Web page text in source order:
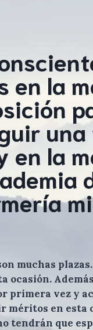
en la
una
en la
muchas
ocasión.
primera vez y
méritos en esta
tendrán que